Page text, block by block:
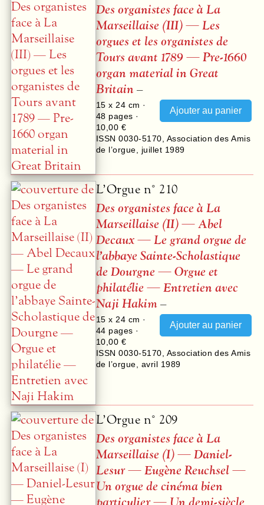
Des organistes face à La
Marseillaise (III) — Les
orgues et les organistes de
Tours avant 1789 — Pre-1660
organ material in Great
Britain –
15 x 24 cm ·
48 pages ·
10,00 €
ISSN 0030-5170 Association des Amis
de l’orgue
juillet 1989
L’Orgue n° 210
Des organistes face à La
Marseillaise (II) — Abel
Decaux — Le grand orgue de
l’abbaye Sainte-Scholastique
de Dourgne — Orgue et
philatélie — Entretien avec
Naji Hakim–
15 x 24 cm ·
44 pages ·
10,00 €
ISSN 0030-5170 Association des Amis
de l’orgue
avril 1989
L’Orgue n° 209
Des organistes face à La
Marseillaise (I) — Daniel-
Lesur — Eugène Reuchsel —
Un orgue de cinéma bien